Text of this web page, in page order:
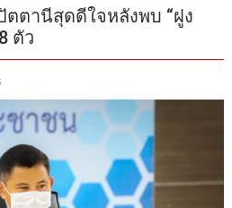
ตานีสุดดีใจหลังพบ “ฝูง
ตัว